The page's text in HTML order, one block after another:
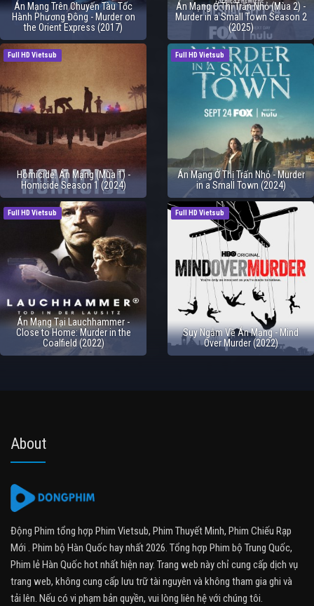
Án Mạng Trên Chuyến Tàu Tốc
Hành Phương Đông - Murder on
the Orient Express (2017)
Án Mạng Ở Thị Trấn Nhỏ (Mùa 2) -
Murder in a Small Town Season 2
(2025)
Full HD Vietsub
Homicide: Án Mạng (Mùa 1) -
Homicide Season 1 (2024)
Full HD Vietsub
Án Mạng Ở Thị Trấn Nhỏ - Murder
in a Small Town (2024)
Full HD Vietsub
Án Mạng Tại Lauchhammer -
Close to Home: Murder in the
Coalfield (2022)
Full HD Vietsub
Suy Ngẫm Về Án Mạng - Mind
Over Murder (2022)
About
Động Phim tổng hợp Phim Vietsub, Phim Thuyết Minh, Phim Chiếu Rạp
Mới . Phim bộ Hàn Quốc hay nhất 2026. Tổng hợp Phim bộ Trung Quốc,
Phim lẻ Hàn Quốc hot nhất hiện nay. Trang web này chỉ cung cấp dịch vụ
trang web, không cung cấp lưu trữ tài nguyên và không tham gia ghi và
tải lên. Nếu có vi phạm bản quyền, vui lòng liên hệ với chúng tôi.